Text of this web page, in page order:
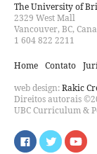
The University of
2329 West Mall
Vancouver, BC,
1 604 822 2211
Home Contato
web design:Rakic
Direitos autorais
UBC Curriculum &